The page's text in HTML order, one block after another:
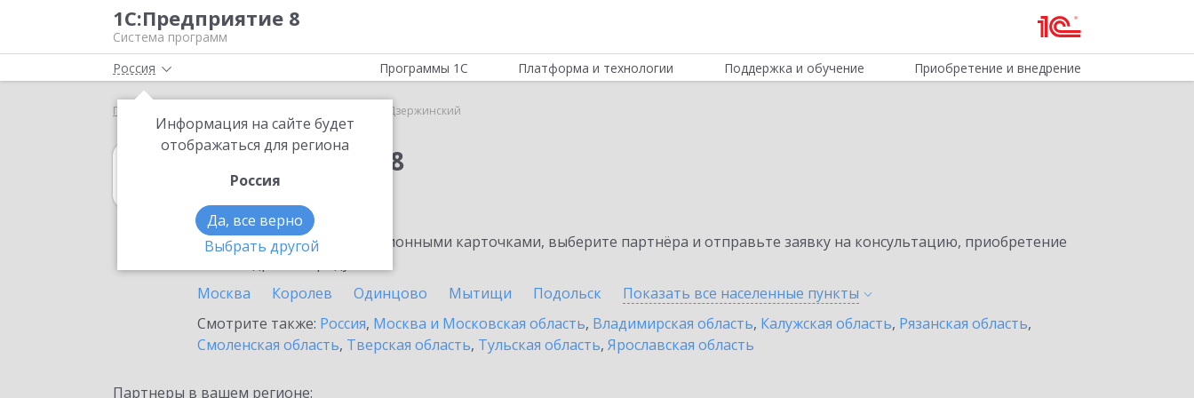
1С:Предприятие 8
Система программ
Россия
Информация на сайте будет
отображаться для региона
Россия
Да, все верно
Выбрать другой
Программы 1С Платформа и технологии Поддержка и обучение Приобретение и внедрение
Главная Дзержинский
1С:Упрощенка 8
в Дзержинском
Ознакомьтесь с информационными карточками, выберите партнёра и отправьте заявку на консультацию, приобретение
Москва
Королев Одинцово Мытищи Подольск Показать все населенные пункты
Смотрите также: Россия, Москва и Московская область, Владимирская область, Калужская область, Рязанская область,
Смоленская область, Тверская область, Тульская область, Ярославская область
Партнеры в вашем регионе: